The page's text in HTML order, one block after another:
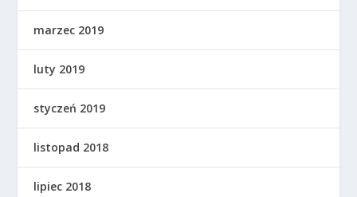
marzec 2019
luty 2019
styczeń 2019
listopad 2018
lipiec 2018